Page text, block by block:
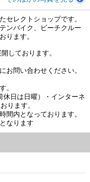
セレクトショップです。
ンバイク、ビーチクルー
ります。
しております。
お問い合わせください。
。
日は日曜）・インターネ
ります。
間内となっております。
なります